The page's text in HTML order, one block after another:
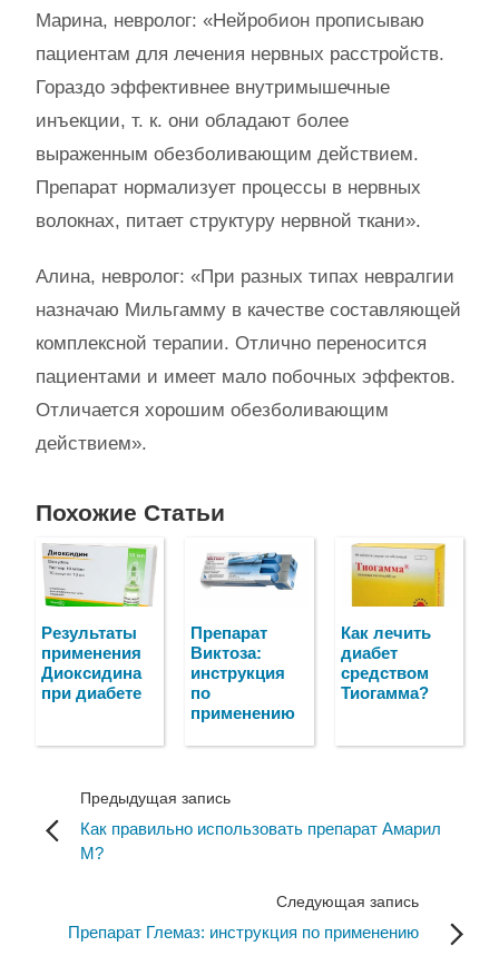
Марина, невролог: «Нейробион прописываю
пациентам для лечения нервных расстройств.
Гораздо эффективнее внутримышечные
инъекции, т. к. они обладают более
выраженным обезболивающим действием.
Препарат нормализует процессы в нервных
волокнах, питает структуру нервной ткани».
Алина, невролог: «При разных типах невралгии
назначаю Мильгамму в качестве составляющей
комплексной терапии. Отлично переносится
пациентами и имеет мало побочных эффектов.
Отличается хорошим обезболивающим
действием».
Похожие Статьи
Результаты
применения
Диоксидина
при диабете
Препарат
Виктоза:
инструкция
по
применению
Как лечить
диабет
средством
Тиогамма?
Предыдущая запись
Как правильно использовать препарат Амарил
М?
Следующая запись
Препарат Глемаз: инструкция по применению